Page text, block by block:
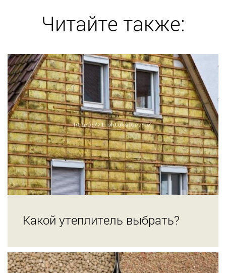
Читайте также:
Какой утеплитель выбрать?